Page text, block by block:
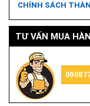
CHÍNH SÁCH
TƯ VẤN MUA